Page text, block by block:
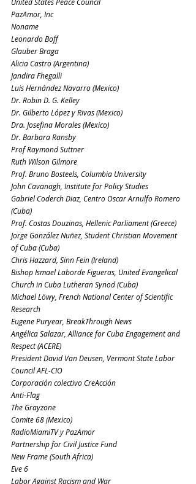
PazAmor, Inc
Noname
Leonardo Boff
Glauber Braga
Alicia Castro (Argentina)
Jandira Fhegalli
Luis Hernández Navarro (Mexico)
Dr. Robin D. G. Kelley
Dr. Gilberto López y Rivas (Mexico)
Dra. Josefina Morales (Mexico)
Dr. Barbara Ransby
Prof Raymond Suttner
Ruth Wilson Gilmore
Prof. Bruno Bosteels, Columbia University
John Cavanagh, Institute for Policy Studies
Gabriel Coderch Diaz, Centro Oscar Arnulfo Romero
(Cuba)
Prof. Costas Douzinas, Hellenic Parliament (Greece)
Jorge González Nuñez, Student Christian Movement
of Cuba (Cuba)
Chris Hazzard, Sinn Fein (Ireland)
Bishop Ismael Laborde Figueras, United Evangelical
Church in Cuba Lutheran Synod (Cuba)
Michael Löwy, French National Center of Scientific
Research
Eugene Puryear, BreakThrough News
Angélica Salazar, Alliance for Cuba Engagement and
Respect (ACERE)
President David Van Deusen, Vermont State Labor
Council AFL-CIO
Corporación colectivo CreAcción
Anti-Flag
The Grayzone
Comite 68 (Mexico)
RadioMiamiTV y PazAmor
Partnership for Civil Justice Fund
New Frame (South Africa)
Eve 6
Labor Against Racism and War